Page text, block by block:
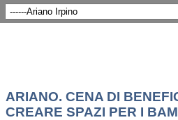
ARIANO. CENA DI
CREARE SPAZI PER I